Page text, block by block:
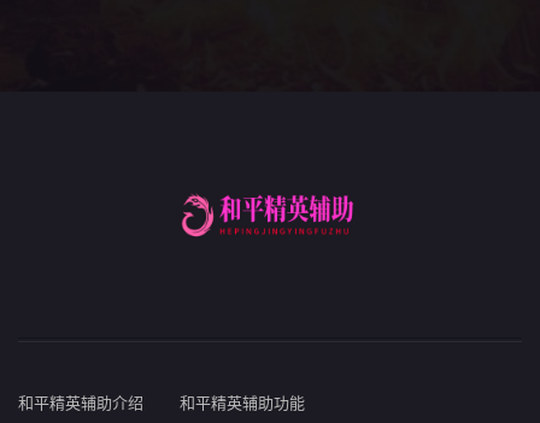
和平精英辅助介绍 和平精英辅助功能